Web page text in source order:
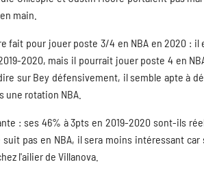
main.
fait pour jouer poste 3/4 en NBA en 2020 :
2020, mais il pourrait jouer poste 4 en
sur Bey défensivement, il semble apte à
une rotation NBA.
: ses 46% à 3pts en 2019-2020 sont-ils
pas en NBA, il sera moins intéressant
l'ailier de Villanova.